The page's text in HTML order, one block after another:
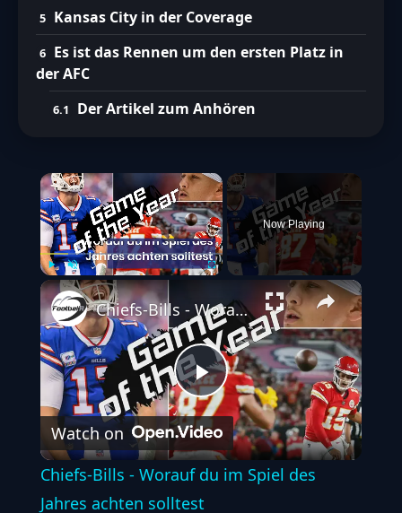
Kansas City in der Coverage
Es ist das Rennen um den ersten Platz in
der AFC
Der Artikel zum Anhören
×
Play Unmute
Now Playing
Play
Video
Chiefs-Bills - Worauf du im Spiel des Jahres achten solltest
Watch on
Chiefs-Bills - Worauf du im Spiel des
Jahres achten solltest